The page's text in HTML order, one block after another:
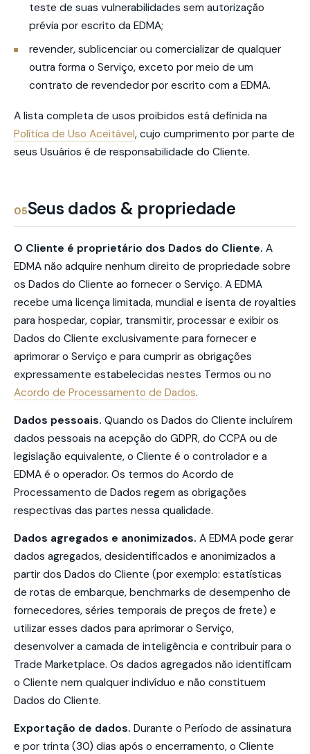
teste de suas vulnerabilidades sem autorização
prévia por escrito da EDMA;
revender, sublicenciar ou comercializar de qualquer
outra forma o Serviço, exceto por meio de um
contrato de revendedor por escrito com a EDMA.
A lista completa de usos proibidos está definida na
Política de Uso Aceitável, cujo cumprimento por parte de
seus Usuários é de responsabilidade do Cliente.
05Seus dados & propriedade
O Cliente é proprietário dos Dados do Cliente. A
EDMA não adquire nenhum direito de propriedade sobre
os Dados do Cliente ao fornecer o Serviço. A EDMA
recebe uma licença limitada, mundial e isenta de royalties
para hospedar, copiar, transmitir, processar e exibir os
Dados do Cliente exclusivamente para fornecer e
aprimorar o Serviço e para cumprir as obrigações
expressamente estabelecidas nestes Termos ou no
Acordo de Processamento de Dados.
Dados pessoais. Quando os Dados do Cliente incluírem
dados pessoais na acepção do GDPR, do CCPA ou de
legislação equivalente, o Cliente é o controlador e a
EDMA é o operador. Os termos do Acordo de
Processamento de Dados regem as obrigações
respectivas das partes nessa qualidade.
Dados agregados e anonimizados. A EDMA pode gerar
dados agregados, desidentificados e anonimizados a
partir dos Dados do Cliente (por exemplo: estatísticas
de rotas de embarque, benchmarks de desempenho de
fornecedores, séries temporais de preços de frete) e
utilizar esses dados para aprimorar o Serviço,
desenvolver a camada de inteligência e contribuir para o
Trade Marketplace. Os dados agregados não identificam
o Cliente nem qualquer indivíduo e não constituem
Dados do Cliente.
Exportação de dados. Durante o Período de assinatura
e por trinta (30) dias após o encerramento, o Cliente